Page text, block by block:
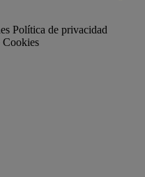
Política de privacidad